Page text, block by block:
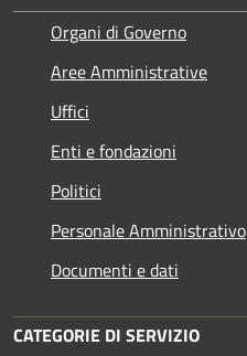
Organi di Governo
Aree Amministrative
Uffici
Enti e fondazioni
Politici
Personale Amministrativo
Documenti e dati
CATEGORIE DI SERVIZIO